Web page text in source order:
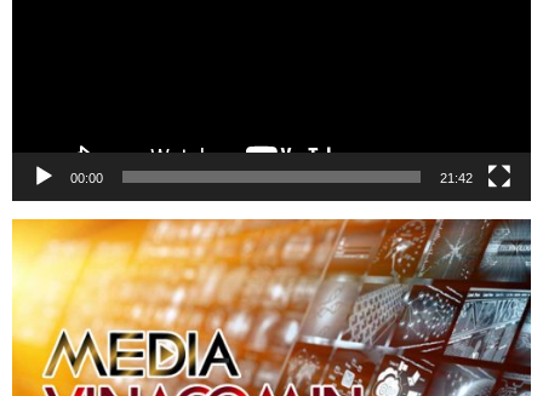
00:00 21:42